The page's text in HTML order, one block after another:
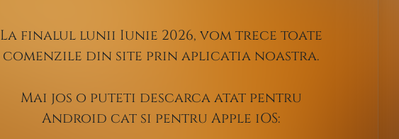
La finalul lunii Iunie 2026, vom trece toate
comenzile din site prin aplicatia noastra.
Mai jos o puteti descarca atat pentru
Android cat si pentru Apple iOS: